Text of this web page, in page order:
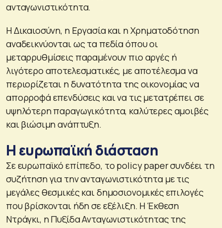
ανταγωνιστικότητα.
Η Δικαιοσύνη, η Εργασία και η Χρηματοδότηση
αναδεικνύονται ως τα πεδία όπου οι
μεταρρυθμίσεις παραμένουν πιο αργές ή
λιγότερο αποτελεσματικές, με αποτέλεσμα να
περιορίζεται η δυνατότητα της οικονομίας να
απορροφά επενδύσεις και να τις μετατρέπει σε
υψηλότερη παραγωγικότητα, καλύτερες αμοιβές
και βιώσιμη ανάπτυξη.
Η ευρωπαϊκή διάσταση
Σε ευρωπαϊκό επίπεδο, το policy paper συνδέει τη
συζήτηση για την ανταγωνιστικότητα με τις
μεγάλες θεσμικές και δημοσιονομικές επιλογές
που βρίσκονται ήδη σε εξέλιξη. Η Έκθεση
Ντράγκι, η Πυξίδα Ανταγωνιστικότητας της